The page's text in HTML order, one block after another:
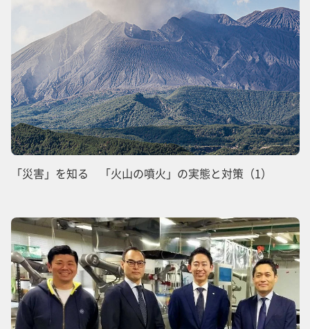
「災害」を知る 「火山の噴火」の実態と対策（1）